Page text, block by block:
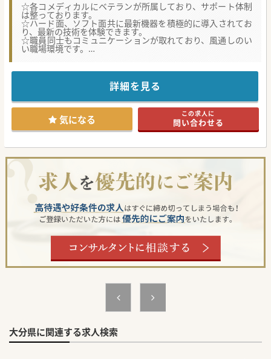
☆各コメディカルにベテランが所属しており、サポート体制
は整っております。
☆ハード面、ソフト面共に最新機器を積極的に導入されてお
り、最新の技術を体験できます。
☆職員同士もコミュニケーションが取れており、風通しのい
い職場環境です。
■各コメディカル部門には経験豊富なベテランが在籍してお
り、質の高いリハビリテーションを支える強固なサポート体
制が構築されております。
■ハード面とソフト面の両方で最新機器を積極的に導入し続
けており、最先端の技術や治療を日々の臨床で体験できる環
境です。
■職員同士のコミュニケーションが非常に活発で風通しが良
く、職場の垣根を越えた協力体制が根付いたチーム医療を実
【募集背景】
名が来年3月末で退職される予定であり、その後任として新
たな先生をお迎えしたいと考えております。
■リハビリテーションを主役とするチーム医療のさらなる強
化と質の向上を目指す上で、医師によるきめ細やかなフォロ
ーアップが必須条件となっております。
■地域における自立した生活を支援する療養型病院として、
今後もリハビリテーション医療の発展を支えてくださる先生
を求めています。
【具体的な医療機関情報】
■リハビリテーションに特化した116床の療養型病院であ
り、リハビリ部門が主役となって地域医療を担う特徴的な医
■全社員が利用可能な職員寮が整備されており、転居の負担
を軽減できます。また、医師に関しては医師専用の社宅が準
備されており、ご家族で転居することも可能です。
■東京ドーム3個分に相当する広大な敷地を有しており、車
マト栽培なども行われています。 #秋入職可
詳細を見る
気になる この求人に
問い合わせる
大分県に関連する求人検索